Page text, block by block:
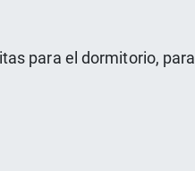
para el dormitorio, para